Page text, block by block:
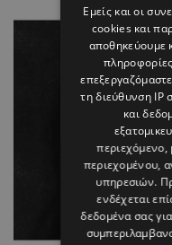
Εμείς και οι
cookies και
αποθηκεύουμε
τη διεύθυνση IP
και
περιεχόμενο,
περιεχομένου,
υπηρεσιών.
ενδέχεται
δεδομένα σας